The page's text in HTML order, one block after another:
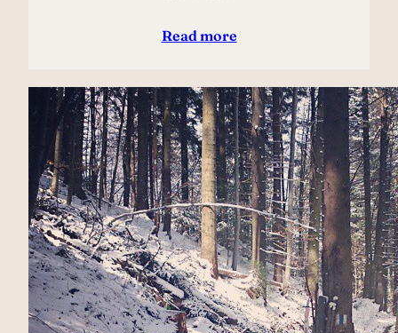
Read more